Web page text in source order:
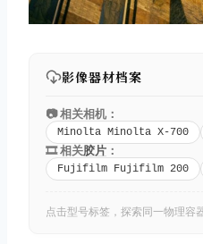
影像器材档案
📷 相关相机：
Minolta Minolta X-700
🎞️ 相关胶片 ：
Fujifilm Fujifilm 200
点击型号标签，探索同一物理容